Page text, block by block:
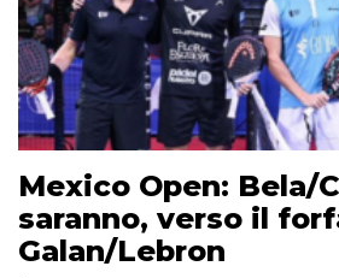
Mexico Open: Bela/
saranno, verso il
Galan/Lebron